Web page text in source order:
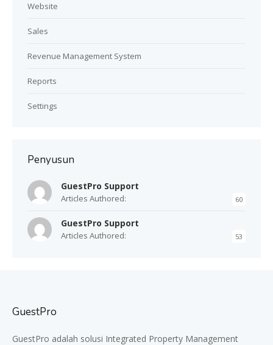
Website
Sales
Revenue Management System
Reports
Settings
Penyusun
GuestPro Support
Articles Authored: 60
GuestPro Support
Articles Authored: 53
GuestPro
GuestPro adalah solusi Integrated Property Management